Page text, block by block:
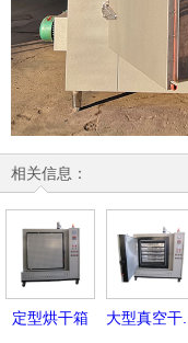
相关信息：
定型烘干箱 大型真空干...